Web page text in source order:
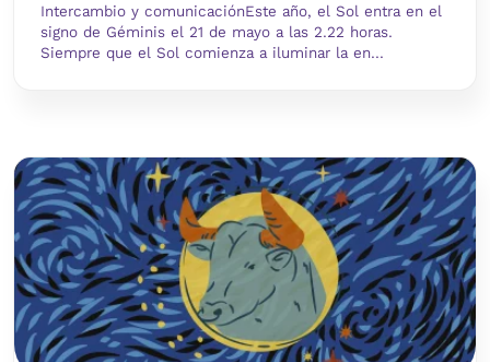
Intercambio y comunicaciónEste año, el Sol entra en el
signo de Géminis el 21 de mayo a las 2.22 horas.
Siempre que el Sol comienza a iluminar la en...